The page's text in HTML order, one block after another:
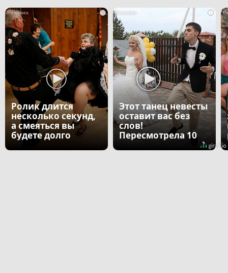
i
Ролик длится
несколько секунд,
а смеяться вы
будете долго
i
Этот танец невесты
оставит вас без
слов!
Пересмотрела 10